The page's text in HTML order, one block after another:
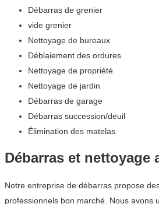
Débarras de grenier
vide grenier
Nettoyage de bureaux
Déblaiement des ordures
Nettoyage de propriété
Nettoyage de jardin
Débarras de garage
Débarras succession/deuil
Élimination des matelas
Débarras et nettoyage
Notre entreprise de débarras propose
professionnels bon marché. Nous avons